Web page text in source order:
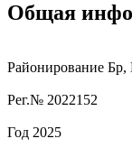
Общая
Районирование Бр,
Рег.№ 2022152
Год 2025